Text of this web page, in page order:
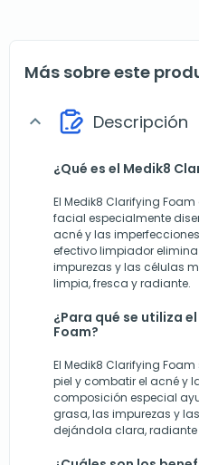
Más sobre este
expand_more Descripción
¿Qué es el Medik8
El Medik8 Clarifying
facial especialmente
acné y las
efectivo limpiador
impurezas y las células
limpia, fresca y radiante.
¿Para qué se utiliza
Foam?
El Medik8 Clarifying
piel y combatir el acné y
composición especial
grasa, las impurezas y
dejándola clara, radiante